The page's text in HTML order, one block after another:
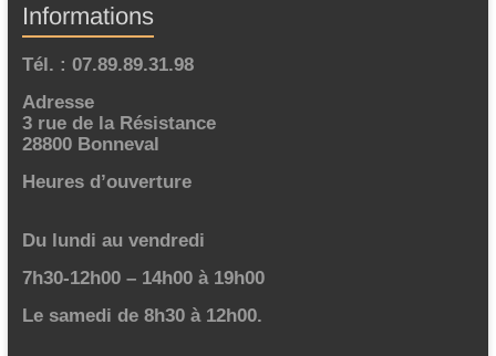
Informations
Tél. : 07.89.89.31.98
Adresse
3 rue de la Résistance
28800 Bonneval
Heures d’ouverture
Du lundi au vendredi
7h30-12h00 – 14h00 à 19h00
Le samedi de 8h30 à 12h00.